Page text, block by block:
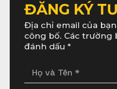
ĐĂNG KÝ
Địa chỉ email của
công bố. Các trường
đánh dấu *